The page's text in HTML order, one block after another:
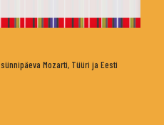
Mozarti, Tüüri ja Eesti